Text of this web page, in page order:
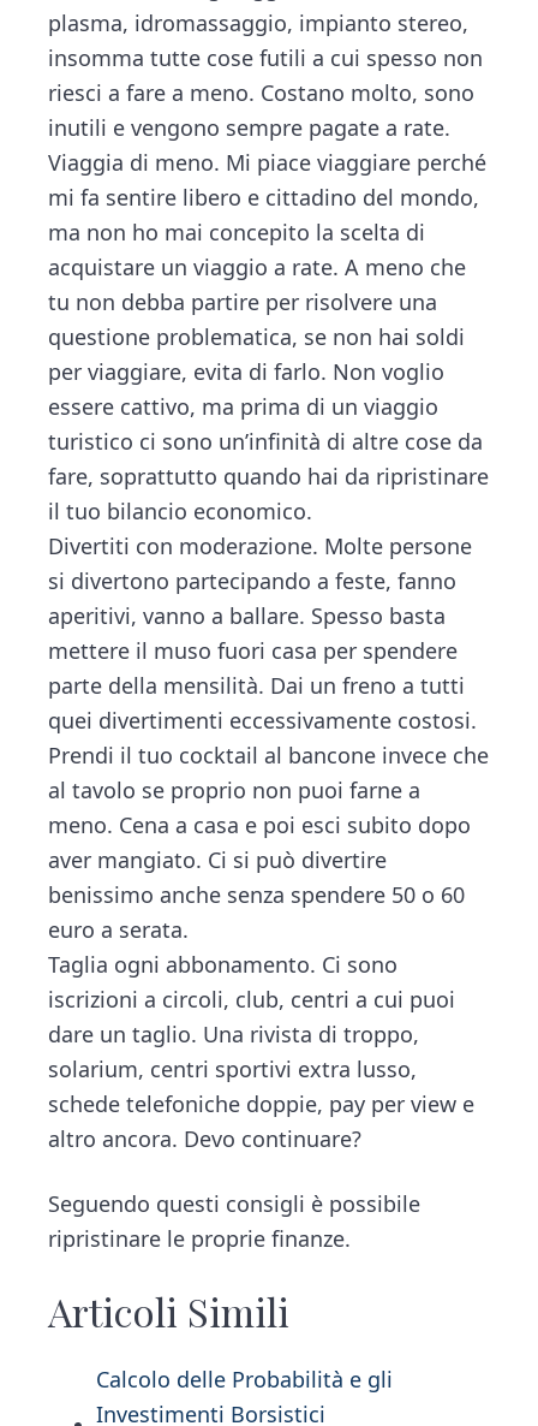
plasma, idromassaggio, impianto stereo,
insomma tutte cose futili a cui spesso non
riesci a fare a meno. Costano molto, sono
inutili e vengono sempre pagate a rate.
Viaggia di meno. Mi piace viaggiare perché
mi fa sentire libero e cittadino del mondo,
ma non ho mai concepito la scelta di
acquistare un viaggio a rate. A meno che
tu non debba partire per risolvere una
questione problematica, se non hai soldi
per viaggiare, evita di farlo. Non voglio
essere cattivo, ma prima di un viaggio
turistico ci sono un’infinità di altre cose da
fare, soprattutto quando hai da ripristinare
il tuo bilancio economico.
Divertiti con moderazione. Molte persone
si divertono partecipando a feste, fanno
aperitivi, vanno a ballare. Spesso basta
mettere il muso fuori casa per spendere
parte della mensilità. Dai un freno a tutti
quei divertimenti eccessivamente costosi.
Prendi il tuo cocktail al bancone invece che
al tavolo se proprio non puoi farne a
meno. Cena a casa e poi esci subito dopo
aver mangiato. Ci si può divertire
benissimo anche senza spendere 50 o 60
euro a serata.
Taglia ogni abbonamento. Ci sono
iscrizioni a circoli, club, centri a cui puoi
dare un taglio. Una rivista di troppo,
solarium, centri sportivi extra lusso,
schede telefoniche doppie, pay per view e
altro ancora. Devo continuare?
Seguendo questi consigli è possibile
ripristinare le proprie finanze.
Articoli Simili
Calcolo delle Probabilità e gli
Investimenti Borsistici